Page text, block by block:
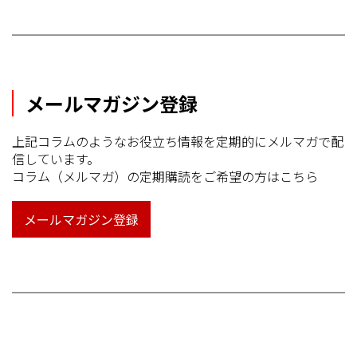
メールマガジン登録
上記コラムのようなお役立ち情報を定期的にメルマガで配
信しています。
コラム（メルマガ）の定期購読をご希望の方はこちら
メールマガジン登録